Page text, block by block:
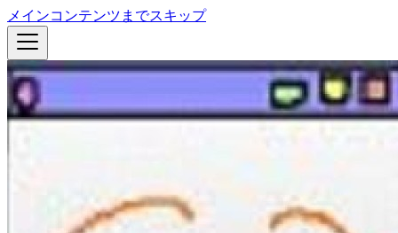
メインコンテンツまでスキップ